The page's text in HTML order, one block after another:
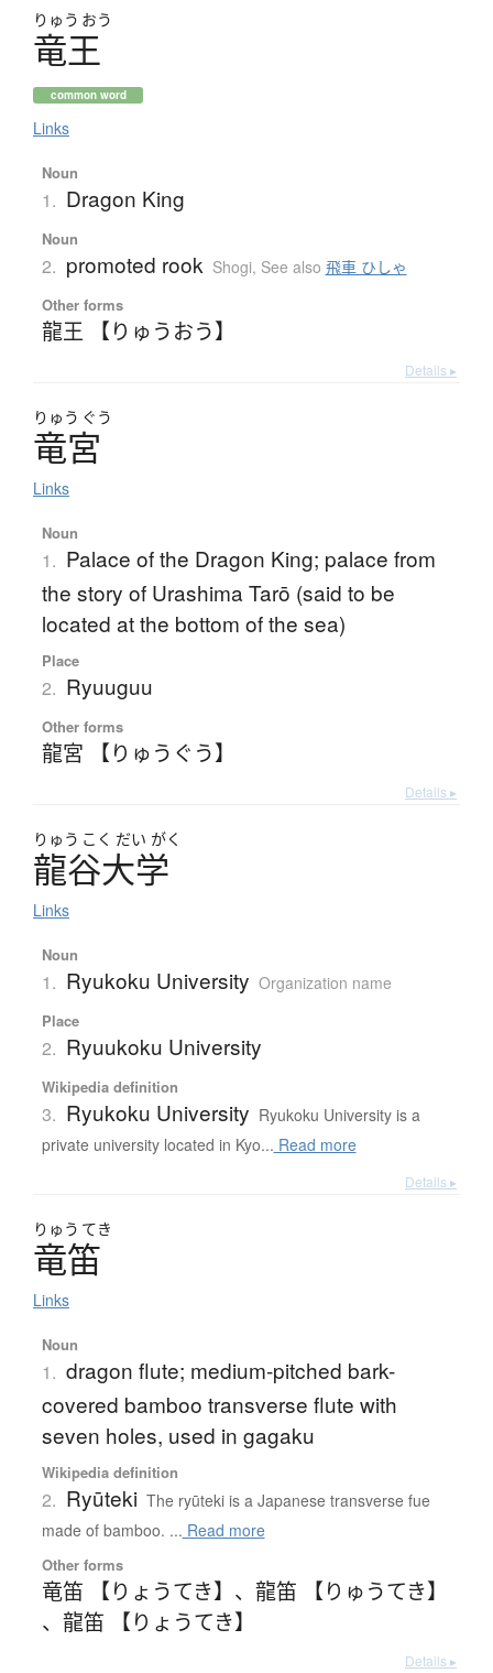
りゅう おう
竜王
common word
Links
Noun
1. Dragon King
Noun
2. promoted rook Shogi, See also 飛車 ひしゃ
Other forms
龍王 【りゅうおう】
Details ▸
りゅう ぐう
竜宮
Links
Noun
1. Palace of the Dragon King; palace from
the story of Urashima Tarō (said to be
located at the bottom of the sea)
Place
2. Ryuuguu
Other forms
龍宮 【りゅうぐう】
Details ▸
りゅう こく だい がく
龍谷大学
Links
Noun
1. Ryukoku University Organization name
Place
2. Ryuukoku University
Wikipedia definition
3. Ryukoku University Ryukoku University is a
private university located in Kyo... Read more
Details ▸
りゅう てき
竜笛
Links
Noun
1. dragon flute; medium-pitched bark-
covered bamboo transverse flute with
seven holes, used in gagaku
Wikipedia definition
2. Ryūteki The ryūteki is a Japanese transverse fue
made of bamboo. ... Read more
Other forms
竜笛 【りょうてき】 、 龍笛 【りゅうてき】
、 龍笛 【りょうてき】
Details ▸